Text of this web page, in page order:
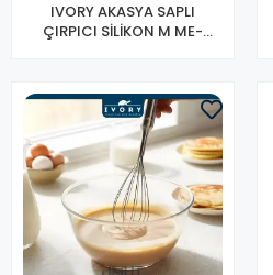
IVORY AKASYA SAPLI
ÇIRPICI SİLİKON M ME-